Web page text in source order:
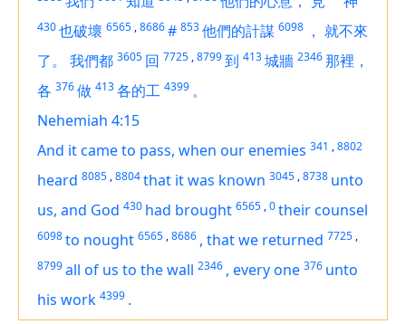
430也破壞 6565 ,8686# 853他們的計謀 6098 ， 就不來
了。
我們都 3605 回 7725 ,8799到 413城牆 2346那裡，
各 376做 413各的工 4399 。
Nehemiah 4:15
And it came to pass, when our enemies 341 ,8802
heard 8085 ,8804that it was known 3045 ,8738 unto
us, and God 430 had brought 6565 ,0their counsel
6098to nought 6565 ,8686 , that we returned 7725 ,
8799all of us to the wall 2346 , every one 376 unto
his work 4399 .